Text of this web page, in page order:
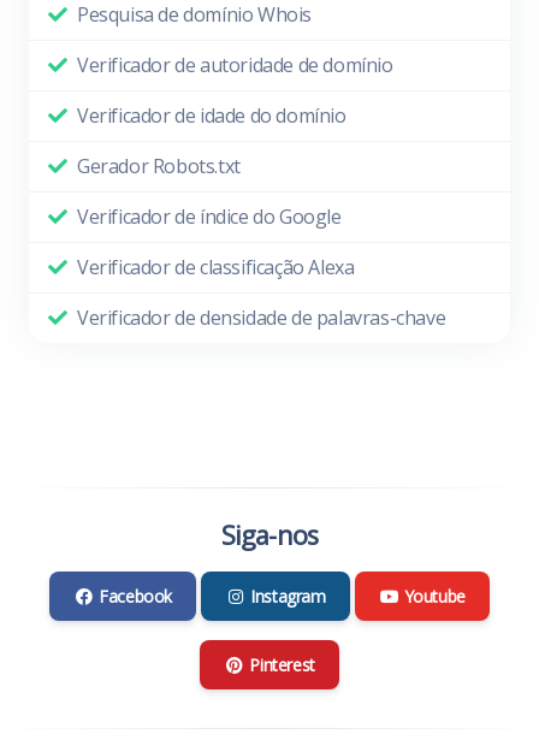
Pesquisa de domínio Whois
Verificador de autoridade de domínio
Verificador de idade do domínio
Gerador Robots.txt
Verificador de índice do Google
Verificador de classificação Alexa
Verificador de densidade de palavras-chave
Siga-nos
Facebook Instagram Youtube
Pinterest